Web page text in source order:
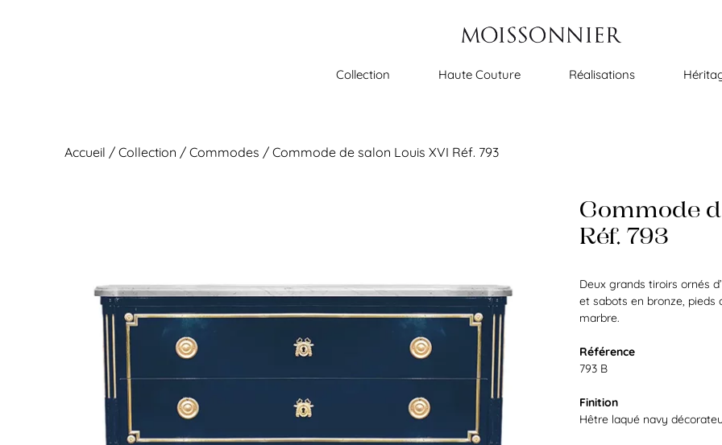
Collection Haute Couture Réalisations
Accueil /Collection /Commodes / Commode de salon Louis XVI Réf. 793
Commode
Réf. 793
Deux grands tiroirs ornés
et sabots en bronze, pieds
marbre.
Référence
793 B
Finition
Hêtre laqué navy